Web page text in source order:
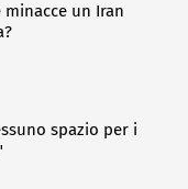
minacce un Iran
spazio per i